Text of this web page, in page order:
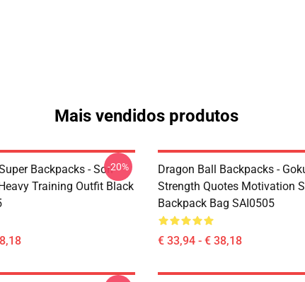
Mais vendidos produtos
Backpacks - Son
Training Outfit Black
-20%
Dragon Ball Backpacks -
Strength Quotes Motivation
Backpack Bag SAI0505
€ 33,94 - € 38,18